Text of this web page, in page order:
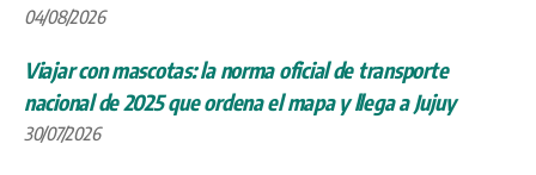
04/08/2026
Viajar con mascotas: la norma oficial de transporte
nacional de 2025 que ordena el mapa y llega a Jujuy
30/07/2026